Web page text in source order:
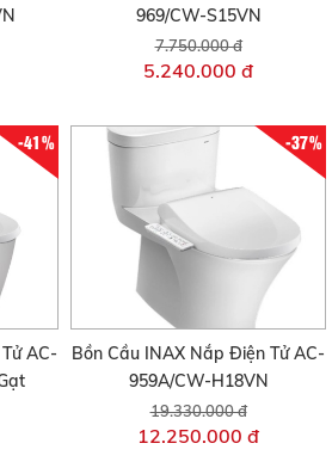
969/CW-S15VN
7.750.000 đ
5.240.000 đ
-41%
AC-
-37%
Bồn Cầu INAX Nắp Điện Tử AC-
959A/CW-H18VN
19.330.000 đ
12.250.000 đ